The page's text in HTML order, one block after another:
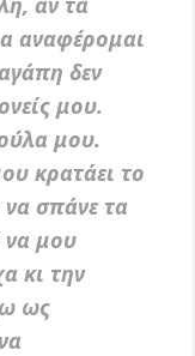
αναφέρομαι
δεν
μου.
μου.
κρατάει το
να σπάνε τα
να μου
κι την
ως